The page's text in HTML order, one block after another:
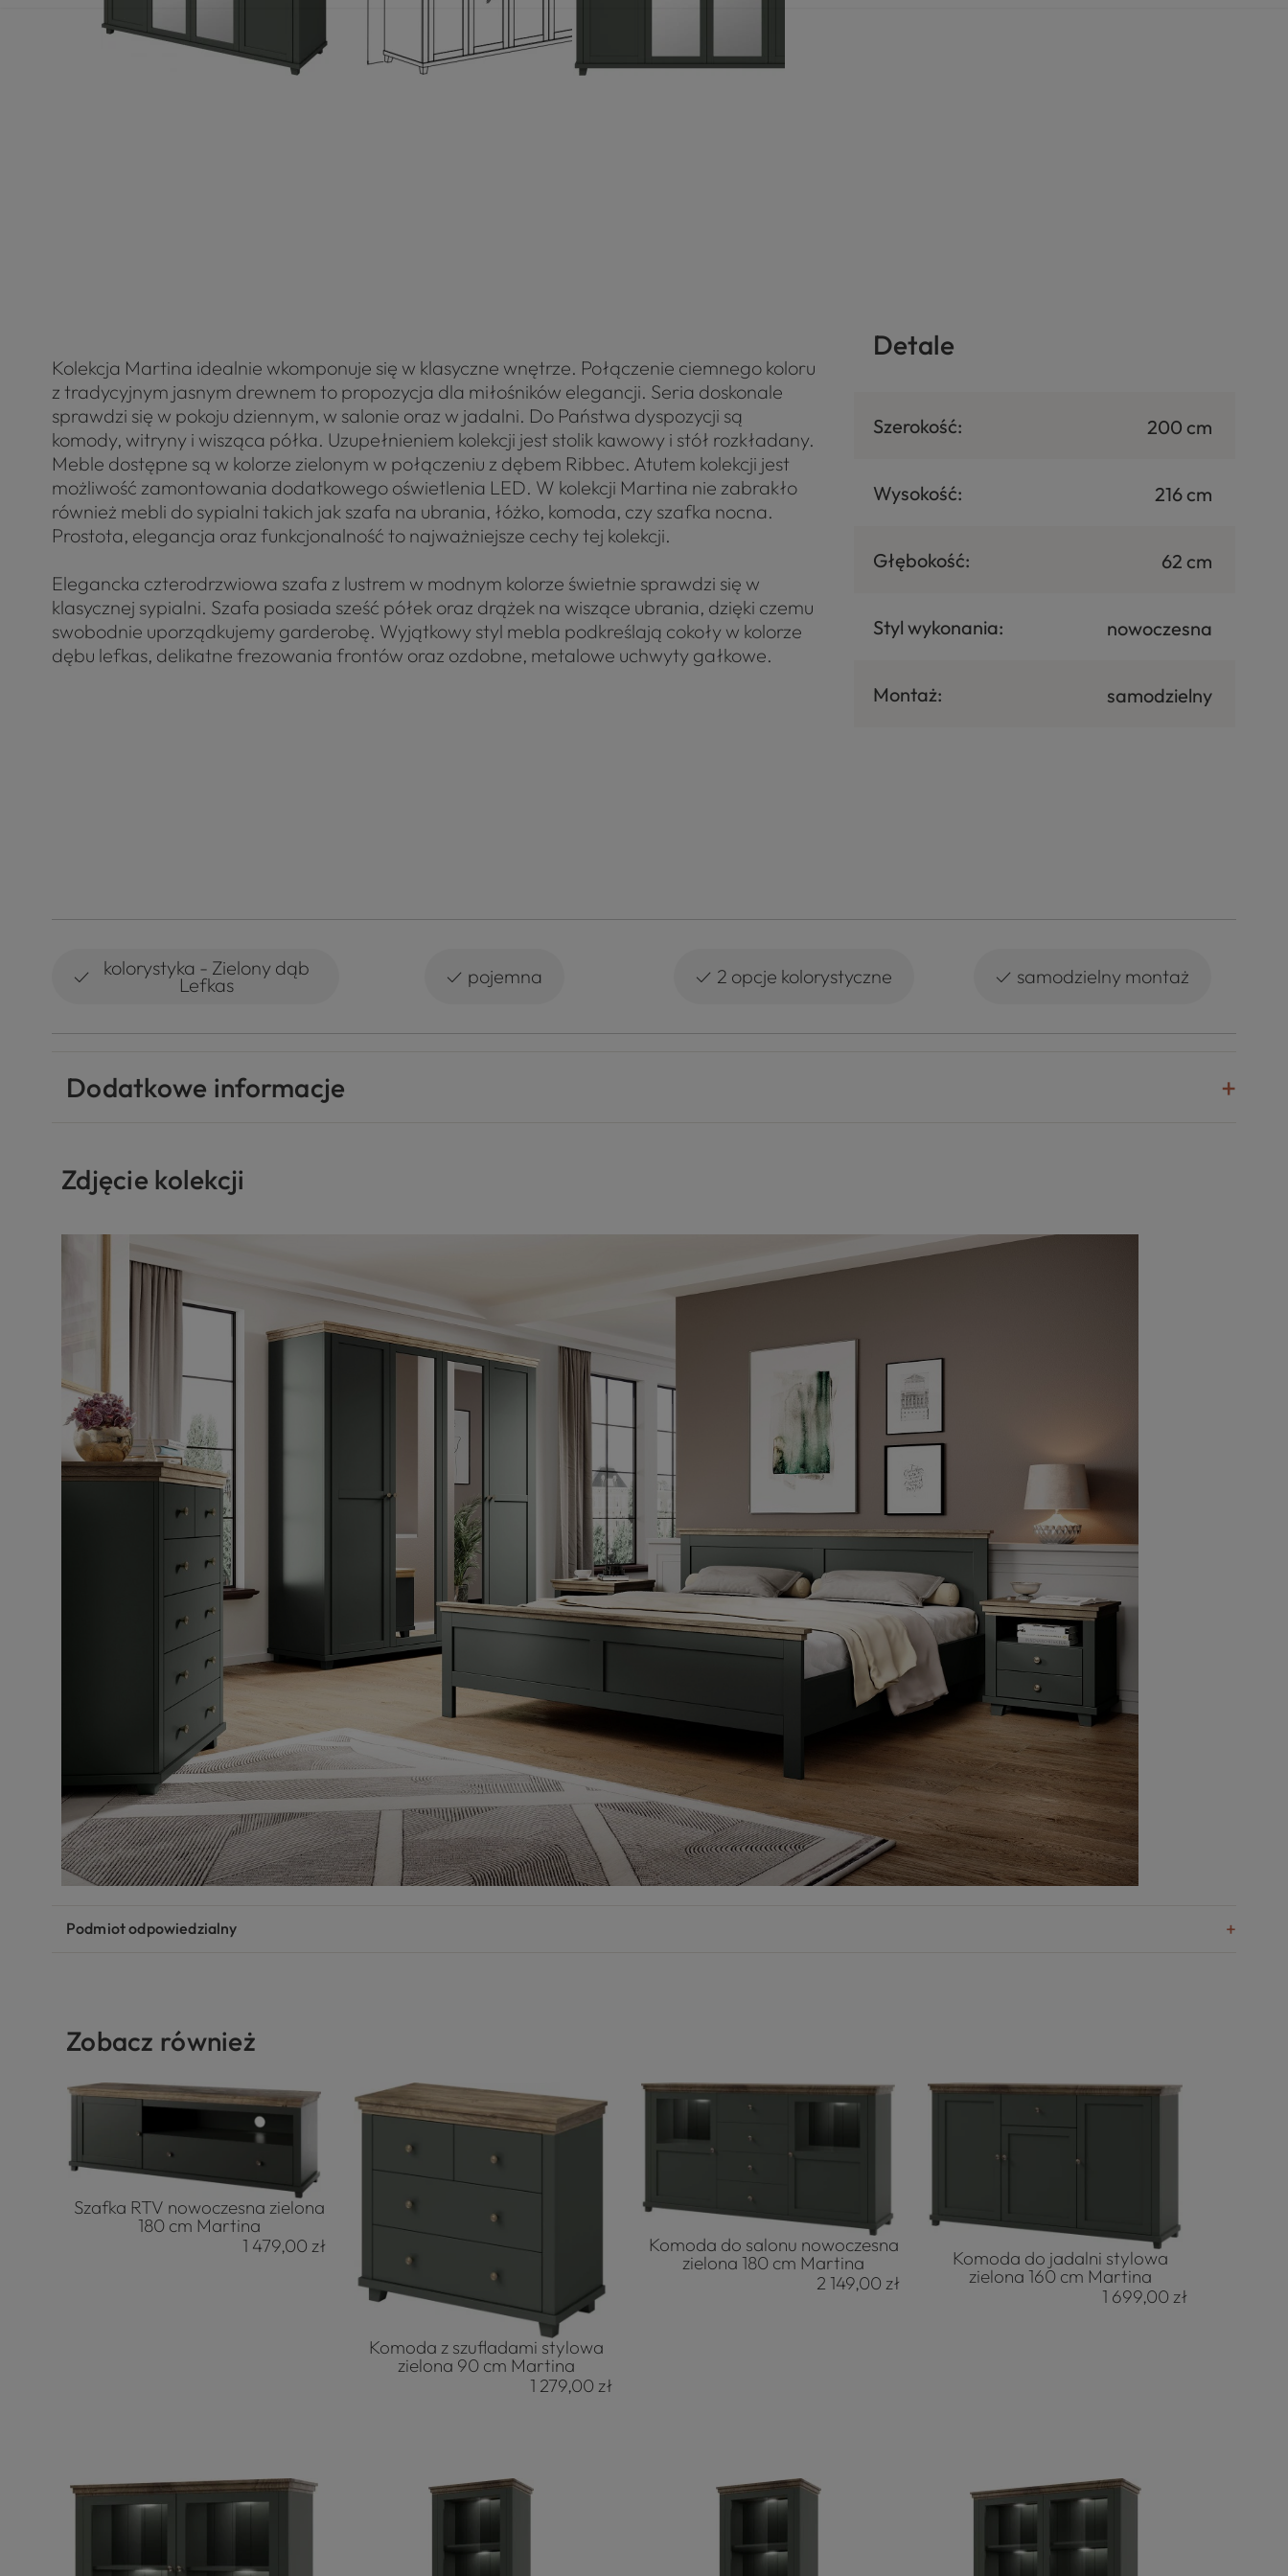
Kolekcja Martina idealnie wkomponuje się w klasyczne wnętrze. Połączenie ciemnego koloru
z tradycyjnym jasnym drewnem to propozycja dla miłośników elegancji. Seria doskonale
sprawdzi się w pokoju dziennym, w salonie oraz w jadalni. Do Państwa dyspozycji są
komody, witryny i wisząca półka. Uzupełnieniem kolekcji jest stolik kawowy i stół rozkładany.
Meble dostępne są w kolorze zielonym w połączeniu z dębem Ribbec. Atutem kolekcji jest
możliwość zamontowania dodatkowego oświetlenia LED. W kolekcji Martina nie zabrakło
również mebli do sypialni takich jak szafa na ubrania, łóżko, komoda, czy szafka nocna.
Prostota, elegancja oraz funkcjonalność to najważniejsze cechy tej kolekcji.
Elegancka czterodrzwiowa szafa z lustrem w modnym kolorze świetnie sprawdzi się w
klasycznej sypialni. Szafa posiada sześć półek oraz drążek na wiszące ubrania, dzięki czemu
swobodnie uporządkujemy garderobę. Wyjątkowy styl mebla podkreślają cokoły w kolorze
dębu lefkas, delikatne frezowania frontów oraz ozdobne, metalowe uchwyty gałkowe.
Detale
Szerokość: 200 cm
Wysokość: 216 cm
Głębokość: 62 cm
Styl wykonania: nowoczesna
Montaż: samodzielny
✓ kolorystyka - Zielony dąb
Lefkas ✓ pojemna ✓ 2 opcje kolorystyczne ✓ samodzielny montaż
Dodatkowe informacje
Zdjęcie kolekcji
Podmiot odpowiedzialny
Zobacz również
Szafka RTV nowoczesna zielona
180 cm Martina
1 479,00 zł
Komoda z szufladami stylowa
zielona 90 cm Martina
1 279,00 zł
Komoda do salonu nowoczesna
zielona 180 cm Martina
2 149,00 zł
Komoda do jadalni stylowa
zielona 160 cm Martina
1 699,00 zł